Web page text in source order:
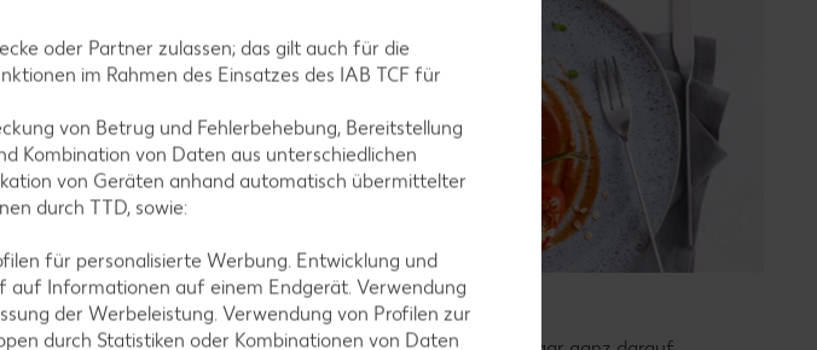
Vegetarische Rezepte
oder Partner zulassen; das gilt auch für die
im Rahmen des Einsatzes des IAB TCF für
von Betrug und Fehlerbehebung, Bereitstellung
Kombination von Daten aus unterschiedlichen
von Geräten anhand automatisch übermittelter
durch TTD, sowie:
für personalisierte Werbung. Entwicklung und
auf Informationen auf einem Endgerät. Verwendung
der Werbeleistung. Verwendung von Profilen zur
durch Statistiken oder Kombinationen von Daten